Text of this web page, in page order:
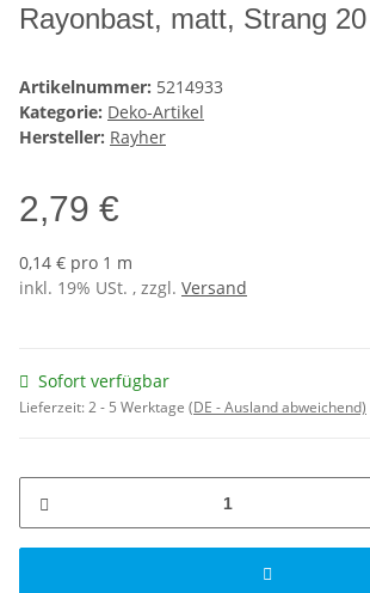
Rayonbast, matt, Strang
Artikelnummer: 5214933
Kategorie: Deko-Artikel
Hersteller: Rayher
2,79 €
0,14 € pro 1 m
inkl. 19% USt. , zzgl. Versand
Sofort verfügbar
Lieferzeit:2 - 5 Werktage (DE - Ausland abweichend)